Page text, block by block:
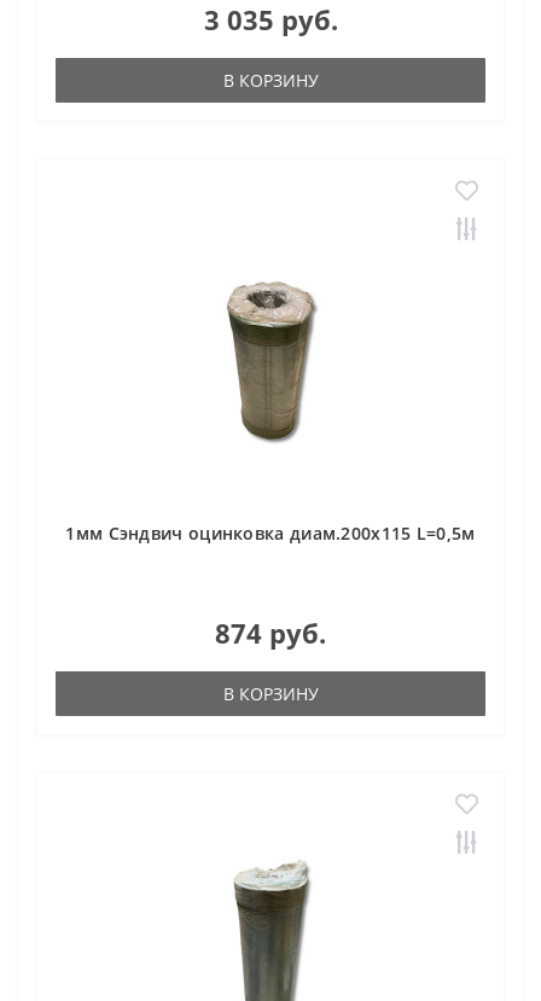
3 035 руб.
В КОРЗИНУ
1мм Сэндвич оцинковка диам.200х115 L=0,5м
874 руб.
В КОРЗИНУ